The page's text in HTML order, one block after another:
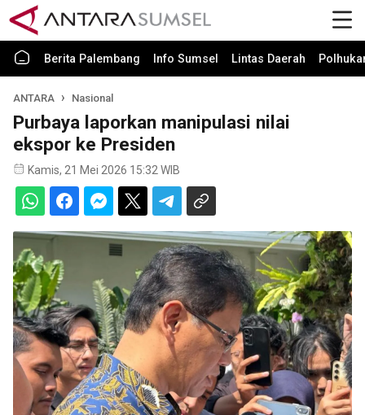
Berita Palembang Info Sumsel Lintas Daerah
ANTARA Nasional
Purbaya laporkan manipulasi nilai
ekspor ke Presiden
Kamis, 21 Mei 2026 15:32 WIB